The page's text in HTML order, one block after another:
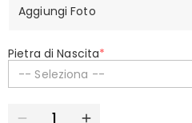
Aggiungi Foto
Pietra di Nascita*
-- Seleziona --